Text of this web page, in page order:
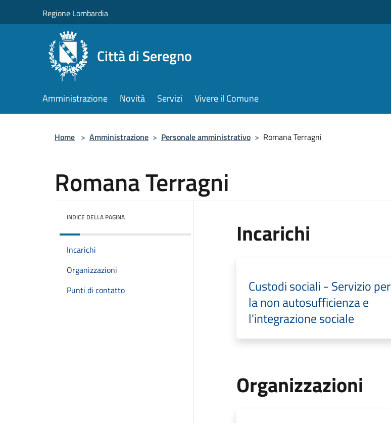
Regione Lombardia
Città di Seregno
Amministrazione Novità Servizi Vivere il Comune
Home > Amministrazione > Personale amministrativo > Romana Terragni
Romana Terragni
INDICE DELLA PAGINA
Incarichi
Organizzazioni
Punti di contatto
Incarichi
Custodi sociali - Servizio per
la non autosufficienza e
l'integrazione sociale
Organizzazioni